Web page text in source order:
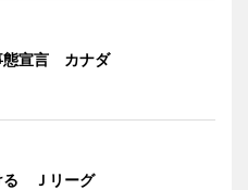
態宣言 カナダ
る Ｊリーグ